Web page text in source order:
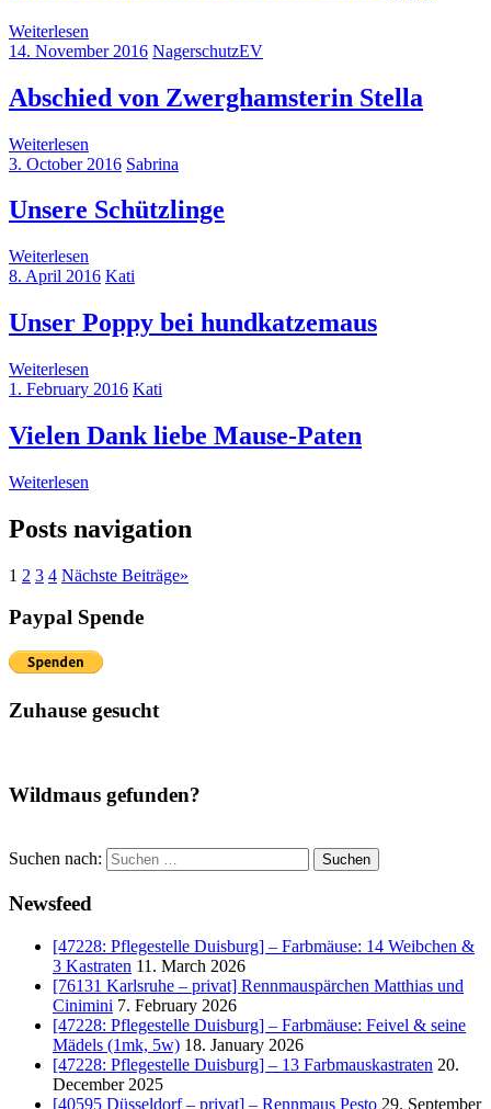
Weiterlesen
14. November 2016 NagerschutzEV
Abschied von Zwerghamsterin Stella
Weiterlesen
3. October 2016 Sabrina
Unsere Schützlinge
Weiterlesen
8. April 2016 Kati
Unser Poppy bei hundkatzemaus
Weiterlesen
1. February 2016 Kati
Vielen Dank liebe Mause-Paten
Weiterlesen
Posts navigation
1 2 3 4 Nächste Beiträge»
Paypal Spende
Zuhause gesucht
Wildmaus gefunden?
Suchen nach: Suchen
Newsfeed
[47228: Pflegestelle Duisburg] – Farbmäuse: 14 Weibchen &
3 Kastraten 11. March 2026
[76131 Karlsruhe – privat] Rennmauspärchen Matthias und
Cinimini 7. February 2026
[47228: Pflegestelle Duisburg] – Farbmäuse: Feivel & seine
Mädels (1mk, 5w) 18. January 2026
[47228: Pflegestelle Duisburg] – 13 Farbmauskastraten 20.
December 2025
[40595 Düsseldorf – privat] – Rennmaus Pesto 29. September